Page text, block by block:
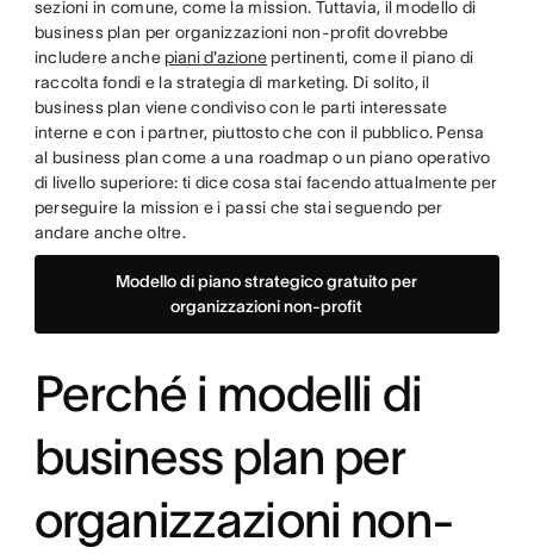
sezioni in comune, come la mission. Tuttavia, il modello di
business plan per organizzazioni non-profit dovrebbe
includere anche piani d'azione pertinenti, come il piano di
raccolta fondi e la strategia di marketing. Di solito, il
business plan viene condiviso con le parti interessate
interne e con i partner, piuttosto che con il pubblico. Pensa
al business plan come a una roadmap o un piano operativo
di livello superiore: ti dice cosa stai facendo attualmente per
perseguire la mission e i passi che stai seguendo per
andare anche oltre.
Modello di piano strategico gratuito per
organizzazioni non-profit
Perché i modelli di
business plan per
organizzazioni non-